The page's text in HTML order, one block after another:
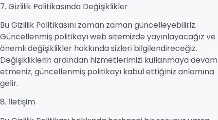
7. Gizlilik Politikasında Değişiklikler
Bu Gizlilik Politikasını zaman zaman güncelleyebiliriz.
Güncellenmiş politikayı web sitemizde yayınlayacağız ve
önemli değişiklikler hakkında sizleri bilgilendireceğiz.
Değişikliklerin ardından hizmetlerimizi kullanmaya devam
etmeniz, güncellenmiş politikayı kabul ettiğiniz anlamına
gelir.
8. İletişim